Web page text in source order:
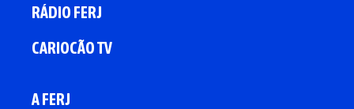
RÁDIO FERJ
CARIOCÃO TV
A FERJ